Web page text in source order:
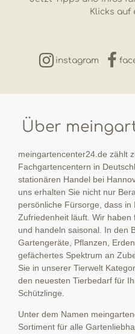
Klicks auf
instagram
Über
meingartencenter24.de zählt
Fachgartencentern in
stationären Handel bei
uns erhalten Sie nicht nur
persönliche Fürsorge, dass
Zufriedenheit läuft. Wir haben
und handeln saisonal. In den
Gartengeräte, Pflanzen,
gefächertes Spektrum an
Sie in unserer Tierwelt
den neuesten Tierbedarf für
Schützlinge.
Unter dem Namen
Sortiment für alle